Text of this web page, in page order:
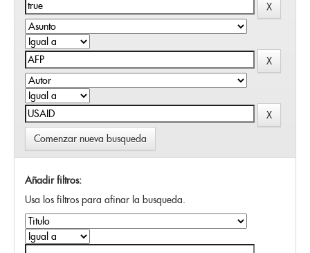
Comenzar nueva busqueda
Añadir filtros:
Usa los filtros para afinar la busqueda.